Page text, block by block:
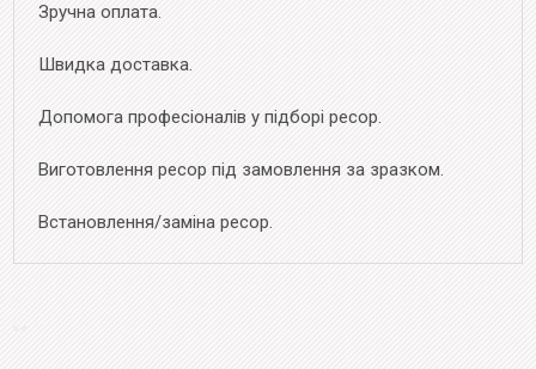
Зручна оплата.
Швидка доставка.
Допомога професіоналів у підборі ресор.
Виготовлення ресор під замовлення за зразком.
Встановлення/заміна ресор.